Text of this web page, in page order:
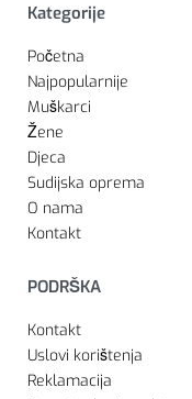
Kategorije
Početna
Najpopularnije
Muškarci
Žene
Djeca
Sudijska oprema
O nama
Kontakt
PODRŠKA
Kontakt
Uslovi korištenja
Reklamacija